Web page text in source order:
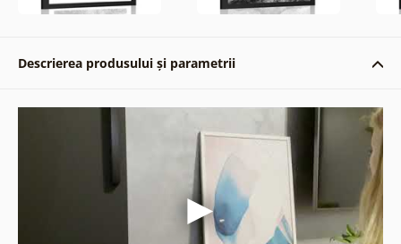
Descrierea produsului și parametrii